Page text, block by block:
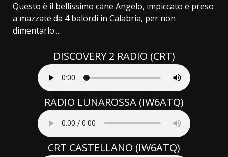
Questo è il bellissimo cane Angelo, impiccato e preso
a mazzate da 4 balordi in Calabria, per non
dimentarlo....
DISCOVERY 2 RADIO (CRT)
RADIO LUNAROSSA (IW6ATQ)
CRT CASTELLANO (IW6ATQ)